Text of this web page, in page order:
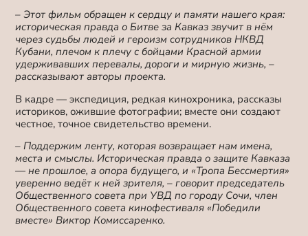
– Этот фильм обращен к сердцу и памяти нашего края:
историческая правда о Битве за Кавказ звучит в нём
через судьбы людей и героизм сотрудников НКВД
Кубани, плечом к плечу с бойцами Красной армии
удерживавших перевалы, дороги и мирную жизнь, –
рассказывают авторы проекта.
В кадре — экспедиция, редкая кинохроника, рассказы
историков, ожившие фотографии; вместе они создают
честное, точное свидетельство времени.
– Поддержим ленту, которая возвращает нам имена,
места и смыслы. Историческая правда о защите Кавказа
— не прошлое, а опора будущего, и «Тропа Бессмертия»
уверенно ведёт к ней зрителя, – говорит председатель
Общественного совета при УВД по городу Сочи, член
Общественного совета кинофестиваля «Победили
вместе» Виктор Комиссаренко.